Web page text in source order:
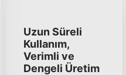
Uzun Süreli
Kullanım,
Verimli ve
Dengeli Üretim